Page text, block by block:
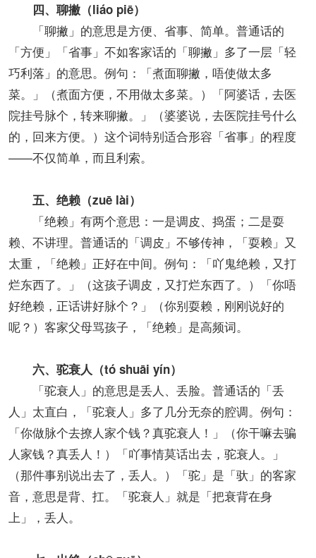
四、聊撇（liáo piē）
「聊撇」的意思是方便、省事、简单。普通话的
「方便」「省事」不如客家话的「聊撇」多了一层「轻
巧利落」的意思。例句：「煮面聊撇，唔使做太多
菜。」（煮面方便，不用做太多菜。）「阿婆话，去医
院挂号脉个，转来聊撇。」（婆婆说，去医院挂号什么
的，回来方便。）这个词特别适合形容「省事」的程度
——不仅简单，而且利索。
五、绝赖（zuē lài）
「绝赖」有两个意思：一是调皮、捣蛋；二是耍
赖、不讲理。普通话的「调皮」不够传神，「耍赖」又
太重，「绝赖」正好在中间。例句：「吖鬼绝赖，又打
烂东西了。」（这孩子调皮，又打烂东西了。）「你唔
好绝赖，正话讲好脉个？」（你别耍赖，刚刚说好的
呢？）客家父母骂孩子，「绝赖」是高频词。
六、驼衰人（tó shuāi yín）
「驼衰人」的意思是丢人、丢脸。普通话的「丢
人」太直白，「驼衰人」多了几分无奈的腔调。例句：
「你做脉个去撩人家个钱？真驼衰人！」（你干嘛去骗
人家钱？真丢人！）「吖事情莫话出去，驼衰人。」
（那件事别说出去了，丢人。）「驼」是「驮」的客家
音，意思是背、扛。「驼衰人」就是「把衰背在身
上」，丢人。